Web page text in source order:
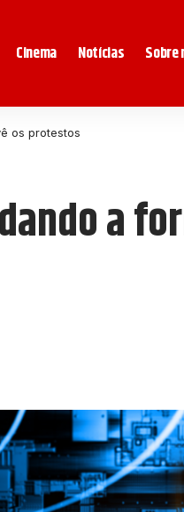
Cinema Notícias Sobre
os protestos
a